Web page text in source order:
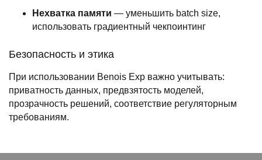
Нехватка памяти — уменьшить batch size,
использовать градиентный чекпоинтинг
Безопасность и этика
При использовании Benois Exp важно учитывать:
приватность данных, предвзятость моделей,
прозрачность решений, соответствие регуляторным
требованиям.